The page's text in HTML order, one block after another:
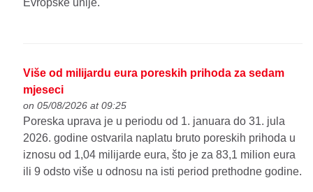
Evropske unije.
Više od milijardu eura poreskih prihoda za sedam
mjeseci
on 05/08/2026 at 09:25
Poreska uprava je u periodu od 1. januara do 31. jula
2026. godine ostvarila naplatu bruto poreskih prihoda u
iznosu od 1,04 milijarde eura, što je za 83,1 milion eura
ili 9 odsto više u odnosu na isti period prethodne godine.